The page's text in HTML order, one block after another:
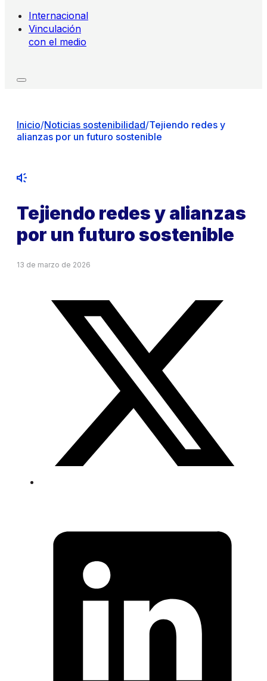
Internacional
Vinculación
con el medio
Inicio/Noticias sostenibilidad/Tejiendo redes y
alianzas por un futuro sostenible
Tejiendo redes y alianzas
por un futuro sostenible
13 de marzo de 2026